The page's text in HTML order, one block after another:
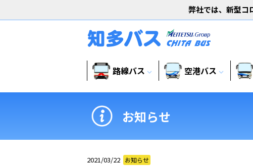
弊社では、新型コ
路線バス expand_more 空港バス expand_more
お知らせ
2021/03/22 お知らせ